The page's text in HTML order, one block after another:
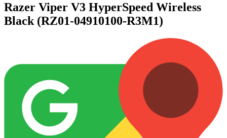
Razer Viper V3 HyperSpeed Wireless
Black (RZ01-04910100-R3M1)